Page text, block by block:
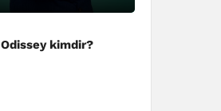
Odissey kimdir?